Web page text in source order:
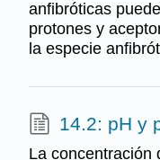
anfibróticas
protones y
la especie
14.2: pH y
La concentración